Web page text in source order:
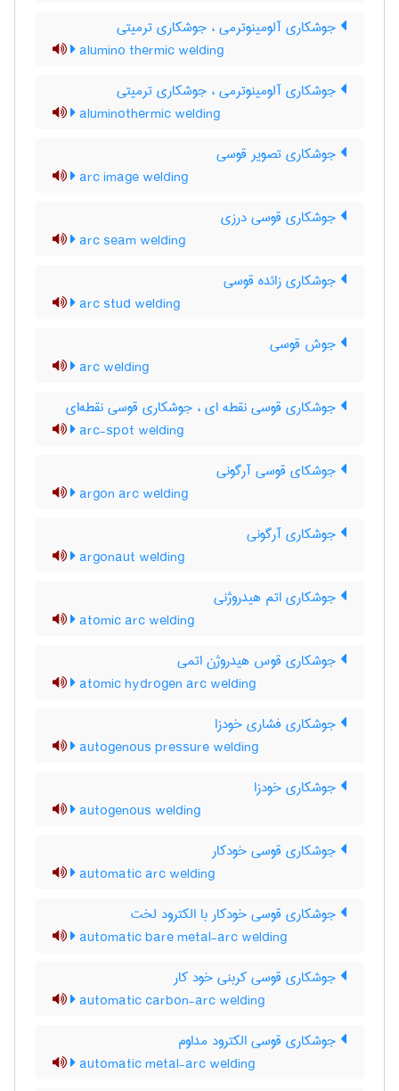
جوشکاری آلومینوترمی ، جوشکاری ترمیتی
alumino thermic welding
جوشکاری آلومینوترمی ، جوشکاری ترمیتی
aluminothermic welding
جوشکاری تصویر قوسی
arc image welding
جوشکاری قوسی درزی
arc seam welding
جوشکاری زائده قوسی
arc stud welding
جوش قوسی
arc welding
جوشکاری قوسی نقطه ای ، جوشکاری قوسی نقطه‌ای
arc-spot welding
جوشکای قوسی آرگونی
argon arc welding
جوشکاری آرگونی
argonaut welding
جوشکاری اتم هیدروژنی
atomic arc welding
جوشکاری قوس هیدروژن اتمی
atomic hydrogen arc welding
جوشکاری فشاری خودزا
autogenous pressure welding
جوشکاری خودزا
autogenous welding
جوشکاری قوسی خودکار
automatic arc welding
جوشکاری قوسی خودکار با الکترود لخت
automatic bare metal-arc welding
جوشکاری قوسی کربنی خود کار
automatic carbon-arc welding
جوشکاری قوسی الکترود مداوم
automatic metal-arc welding